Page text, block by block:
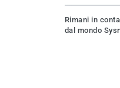
l'e-
mail
Rimani in
dal mondo